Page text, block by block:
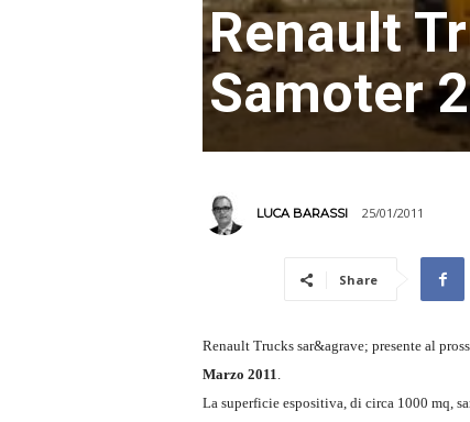
Renault
Samoter
LUCA BARASSI 25/01/2011
Share
Renault Trucks sar&agrave; presente al
Marzo 2011.
La superficie espositiva, di circa 1000 mq,